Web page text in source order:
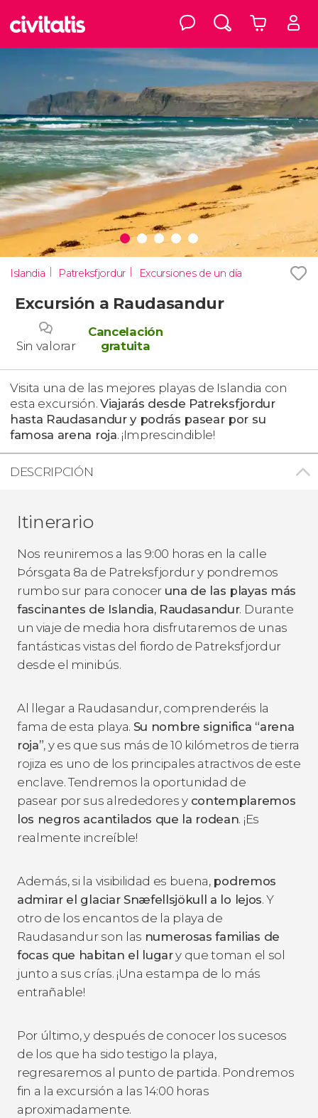
Islandia Patreksfjordur Excursiones de un día
Excursión a Raudasandur
Sin valorar
Cancelación
gratuita
Visita una de las mejores playas de Islandia con
esta excursión. Viajarás desde Patreksfjordur
hasta Raudasandur y podrás pasear por su
famosa arena roja. ¡Imprescindible!
DESCRIPCIÓN
Itinerario
Nos reuniremos a las 9:00 horas en la calle
Þórsgata 8a de Patreksfjordur y pondremos
rumbo sur para conocer una de las playas más
fascinantes de Islandia, Raudasandur. Durante
un viaje de media hora disfrutaremos de unas
fantásticas vistas del fiordo de Patreksfjordur
desde el minibús.
Al llegar a Raudasandur, comprenderéis la
fama de esta playa. Su nombre significa “arena
roja”, y es que sus más de 10 kilómetros de tierra
rojiza es uno de los principales atractivos de este
enclave. Tendremos la oportunidad de
pasear por sus alrededores y contemplaremos
los negros acantilados que la rodean. ¡Es
realmente increíble!
Además, si la visibilidad es buena, podremos
admirar el glaciar Snæfellsjökull a lo lejos. Y
otro de los encantos de la playa de
Raudasandur son las numerosas familias de
focas que habitan el lugary que toman el sol
junto a sus crías. ¡Una estampa de lo más
entrañable!
Por último, y después de conocer los sucesos
de los que ha sido testigo la playa,
regresaremos al punto de partida. Pondremos
fin a la excursión a las 14:00 horas
aproximadamente.